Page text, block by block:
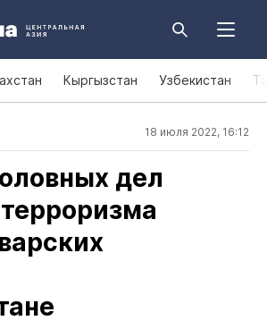
Кыргызстан Узбекистан
18 июля 2022, 16:12
дел